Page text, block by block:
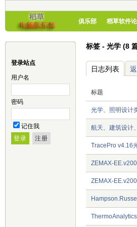
俱乐部 稻草软件
登录站点
用户名
密码
记住我
标签 - 光学 (8
日志列表
标题
光学、照明设计
航天、建筑设计
TracePro v4.16
ZEMAX-
ZEMAX-